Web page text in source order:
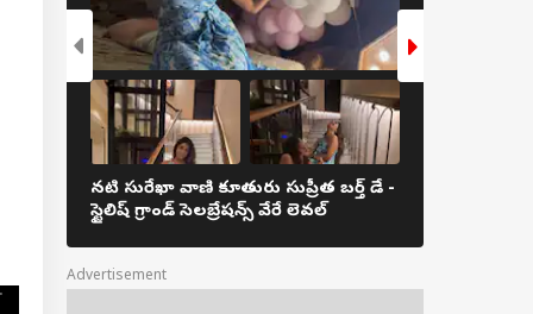
నటి సురేఖా వాణి కూతురు సుప్రీత బర్త్ డే -
స్టైలిష్ గ్రాండ్ సెలబ్రేషన్స్ వేరే లెవల్
Advertisement
వాసులకు
న్యూస్! ఆర్టీసీ,
ఒకటే పాస్ !
నుంచి ప్రారంభం?